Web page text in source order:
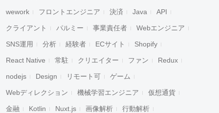
wework フロントエンジニア 決済 Java API
クライアント パルミー 事業責任者 Webエンジニア
SNS運用 分析 経験者 ECサイト Shopify
React Native 常駐 クリエイター ファン Redux
nodejs Design リモート可 ゲーム
Webディレクション 機械学習エンジニア 仮想通貨
金融 Kotlin Nuxt.js 画像解析 行動解析